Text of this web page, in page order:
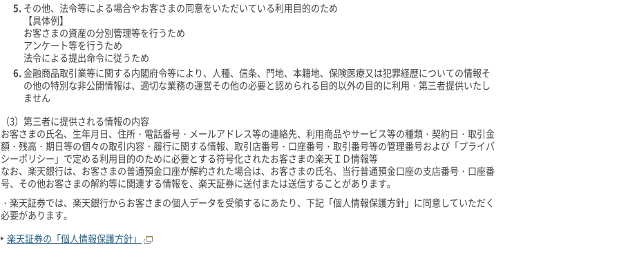
その他、法令等による場合やお客さまの同意をいただいている利用目的のため
【具体例】
お客さまの資産の分別管理等を行うため
アンケート等を行うため
法令による提出命令に従うため
金融商品取引業等に関する内閣府令等により、人種、信条、門地、本籍地、保険医療又は犯罪経歴についての情報そ
の他の特別な非公開情報は、適切な業務の運営その他の必要と認められる目的以外の目的に利用・第三者提供いたし
ません
（3）第三者に提供される情報の内容
お客さまの氏名、生年月日、住所・電話番号・メールアドレス等の連絡先、利用商品やサービス等の種類・契約日・取引金
額・残高・期日等の個々の取引内容・履行に関する情報、取引店番号・口座番号・取引番号等の管理番号および「プライバ
シーポリシー」で定める利用目的のために必要とする符号化されたお客さまの楽天ＩＤ情報等
なお、楽天銀行は、お客さまの普通預金口座が解約された場合は、お客さまの氏名、当行普通預金口座の支店番号・口座番
号、その他お客さまの解約等に関連する情報を、楽天証券に送付または送信することがあります。
・楽天証券では、楽天銀行からお客さまの個人データを受領するにあたり、下記「個人情報保護方針」に同意していただく
必要があります。
楽天証券の「個人情報保護方針」